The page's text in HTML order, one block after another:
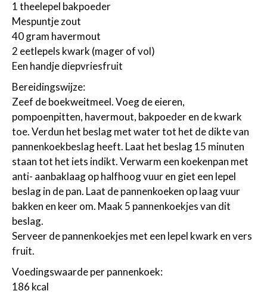
1 theelepel bakpoeder
Mespuntje zout
40 gram havermout
2 eetlepels kwark (mager of vol)
Een handje diepvriesfruit
Bereidingswijze:
Zeef de boekweitmeel. Voeg de eieren,
pompoenpitten, havermout, bakpoeder en de kwark
toe. Verdun het beslag met water tot het de dikte van
pannenkoekbeslag heeft. Laat het beslag 15 minuten
staan tot het iets indikt. Verwarm een koekenpan met
anti- aanbaklaag op halfhoog vuur en giet een lepel
beslag in de pan. Laat de pannenkoeken op laag vuur
bakken en keer om. Maak 5 pannenkoekjes van dit
beslag.
Serveer de pannenkoekjes met een lepel kwark en vers
fruit.
Voedingswaarde per pannenkoek:
186 kcal